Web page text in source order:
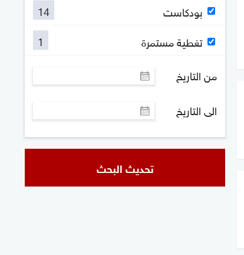
بودكاست
14
تغطية مستمرة
1
من التاريخ
الى التاريخ
تحديث البحث